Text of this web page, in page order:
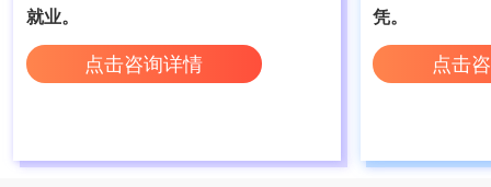
就业。
点击咨询详情
凭。
点击